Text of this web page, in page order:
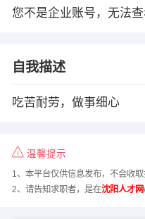
您不是企业账号，无法
自我描述
吃苦耐劳，做事细心
温馨提示
1、本平台仅供信息发布，不会收
2、请告知求职者，是在沈阳人才网